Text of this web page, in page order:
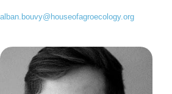
alban.bouvy@houseofagroecology.org